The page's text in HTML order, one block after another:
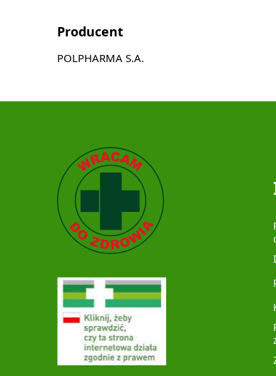
Producent
POLPHARMA S.A.